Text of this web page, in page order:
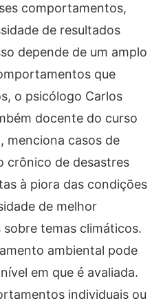
comportamentos,
de resultados
depende de um amplo
que
o psicólogo Carlos
docente do curso
menciona casos de
crônico de desastres
à piora das condições
de melhor
temas climáticos.
ambiental pode
em que é avaliada.
individuais ou